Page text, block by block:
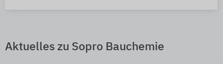
Aktuelles zu Sopro Bauchemie